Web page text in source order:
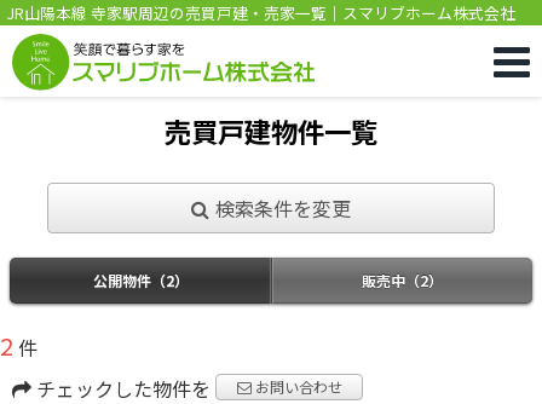
JR山陽本線 寺家駅周辺の売買戸建・売家一覧｜スマリブホーム株式会社
売買戸建物件一覧
検索条件を変更
公開物件（2） 販売中（2）
2 件
チェックした物件を
お問い合わせ